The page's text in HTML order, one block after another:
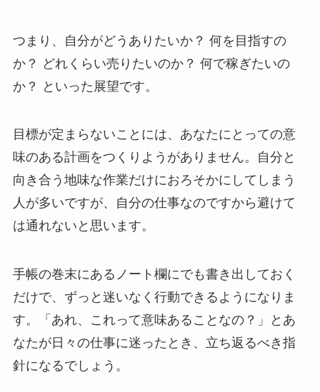
つまり、自分がどうありたいか？ 何を目指すの
か？ どれくらい売りたいのか？ 何で稼ぎたいの
か？ といった展望です。
目標が定まらないことには、あなたにとっての意
味のある計画をつくりようがありません。自分と
向き合う地味な作業だけにおろそかにしてしまう
人が多いですが、自分の仕事なのですから避けて
は通れないと思います。
手帳の巻末にあるノート欄にでも書き出しておく
だけで、ずっと迷いなく行動できるようになりま
す。「あれ、これって意味あることなの？」とあ
なたが日々の仕事に迷ったとき、立ち返るべき指
針になるでしょう。